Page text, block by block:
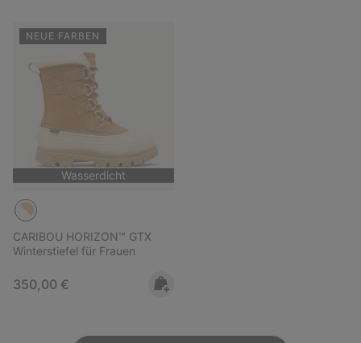
NEUE FARBEN
Wasserdicht
CARIBOU HORIZON™ GTX
Winterstiefel für Frauen
Regular price:
350,00 €